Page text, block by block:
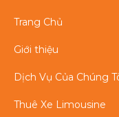
Trang Chủ
Giới thiệu
Dịch Vụ Của Chúng
Thuê Xe Limousine